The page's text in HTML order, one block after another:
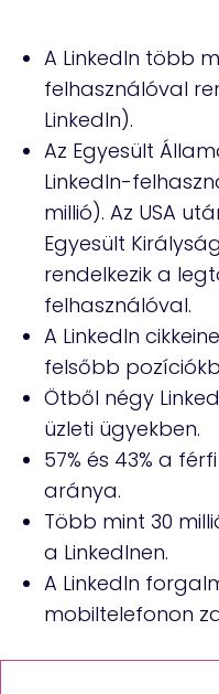
A LinkedIn több
felhasználóval
LinkedIn).
Az Egyesült
LinkedIn-
millió). Az USA
Egyesült
rendelkezik a
felhasználóval.
A LinkedIn
felsőbb
Ötből négy
üzleti ügyekben.
57% és 43% a
aránya.
Több mint 30
a LinkedInen.
A LinkedIn
mobiltelefonon